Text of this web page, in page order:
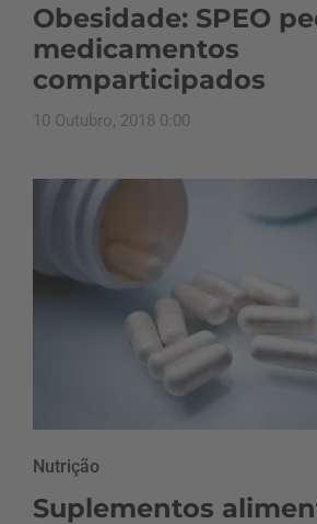
Obesidade: SPEO
medicamentos
comparticipados
10 Outubro, 2018 0:00
Nutrição
Suplementos